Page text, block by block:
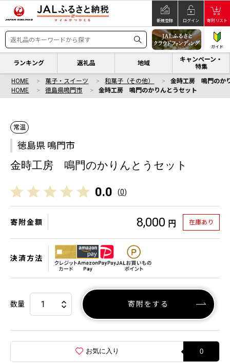
新規登録 ログイン 寄附リスト
ガイド
ランキング 返礼品 地域
キャンペーン・
特集
HOME 菓子・スイーツ 和菓子（その他）
金時工房 鳴門のか
HOME
徳島県鳴門市 金時工房 鳴門のかりんとうセット
常温
徳島県 鳴門市
金時工房 鳴門のかりんとうセット
0.0 (0)
寄附金額 8,000 円 在庫あり
決済方法
数量 寄附をする
お気に入り 0